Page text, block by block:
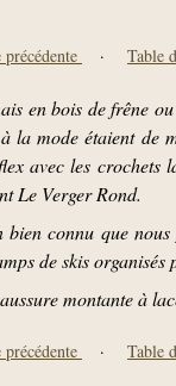
précédente · Table
en bois de frêne
la mode étaient
avec les crochets
Le Verger Rond.
connu que
de skis
montante à
précédente · Table